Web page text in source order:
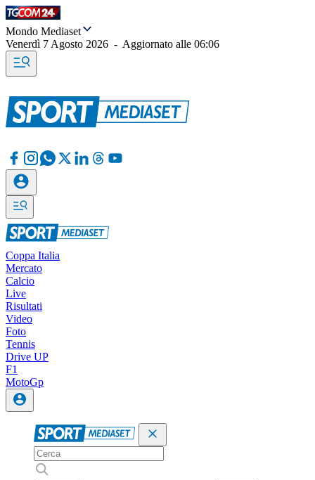
Mondo Mediaset
Venerdì 7 Agosto 2026 - Aggiornato alle 06:06
Coppa Italia
Mercato
Calcio
Live
Risultati
Video
Foto
Tennis
Drive UP
F1
MotoGp